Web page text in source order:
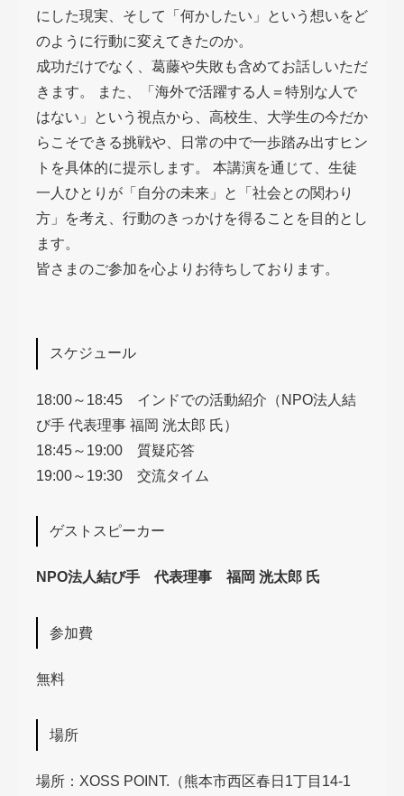
にした現実、そして「何かしたい」という想いをど
のように行動に変えてきたのか。
成功だけでなく、葛藤や失敗も含めてお話しいただ
きます。 また、「海外で活躍する人＝特別な人で
はない」という視点から、高校生、大学生の今だか
らこそできる挑戦や、日常の中で一歩踏み出すヒン
トを具体的に提示します。 本講演を通じて、生徒
一人ひとりが「自分の未来」と「社会との関わり
方」を考え、行動のきっかけを得ることを目的とし
ます。
皆さまのご参加を心よりお待ちしております。
スケジュール
18:00～18:45 インドでの活動紹介（NPO法人結
び手 代表理事 福岡 洸太郎 氏）
18:45～19:00 質疑応答
19:00～19:30 交流タイム
ゲストスピーカー
NPO法人結び手 代表理事 福岡 洸太郎 氏
参加費
無料
場所
場所：XOSS POINT.（熊本市西区春日1丁目14-1